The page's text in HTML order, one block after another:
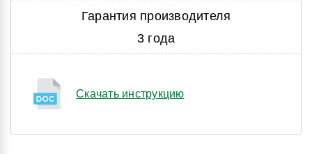
Гарантия производителя
3 года
Скачать инструкцию